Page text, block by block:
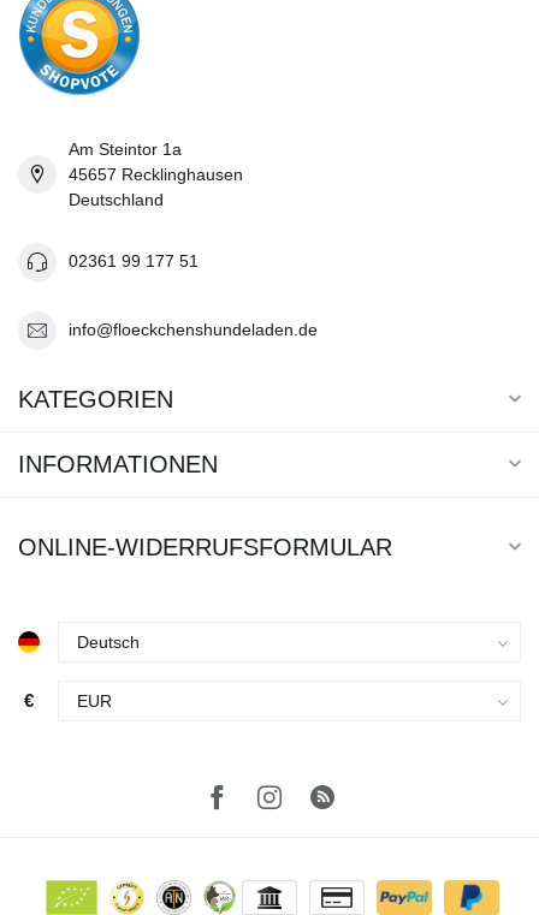
Am Steintor 1a
45657 Recklinghausen
Deutschland
02361 99 177 51
info@floeckchenshundeladen.de
KATEGORIEN
INFORMATIONEN
ONLINE-WIDERRUFSFORMULAR
€